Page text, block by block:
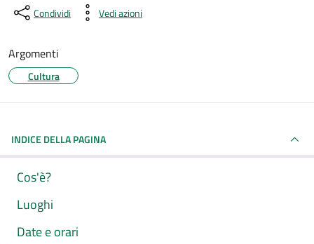
Condividi Vedi azioni
Argomenti
Cultura
INDICE DELLA PAGINA
Cos'è?
Luoghi
Date e orari